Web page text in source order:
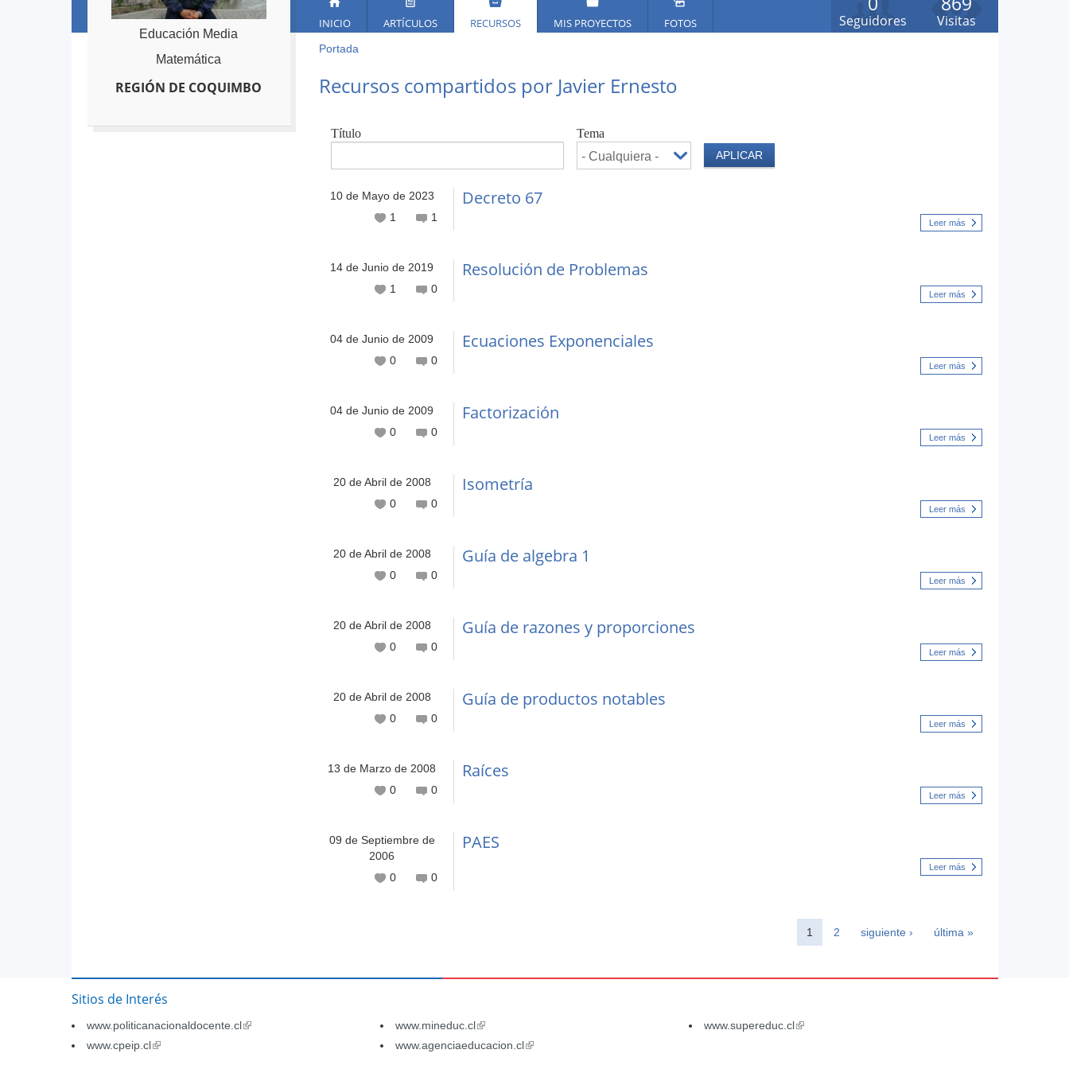
Visitas
Seguidores
INICIO ARTÍCULOS RECURSOS MIS PROYECTOS FOTOS
Usted
está
aquí
Portada
to
Recursos compartidos por Javier Ernesto
Título Tema
10 de Mayo de 2023
1
1
Decreto 67
Leer más
14 de Junio de 2019
1
0
Resolución de Problemas
Leer más
04 de Junio de 2009
0
0
Ecuaciones Exponenciales
Leer más
04 de Junio de 2009
0
0
Factorización
Leer más
20 de Abril de 2008
0
0
Isometría
Leer más
20 de Abril de 2008
0
0
Guía de algebra 1
Leer más
20 de Abril de 2008
0
0
Guía de razones y proporciones
Leer más
20 de Abril de 2008
0
0
Guía de productos notables
Leer más
13 de Marzo de 2008
0
0
Raíces
Leer más
09 de Septiembre de
2006
0
0
PAES
Leer más
1 2 siguiente › última »
Educación Media
Matemática
REGIÓN DE COQUIMBO
Sitios de Interés
www.politicanacionaldocente.cl(link
www.mineduc.cl(link
is
www.supereduc.cl(link
www.cpeip.cl(link
www.agenciaeducacion.cl(link